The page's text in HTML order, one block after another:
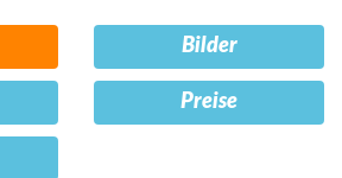
Bilder
Preise